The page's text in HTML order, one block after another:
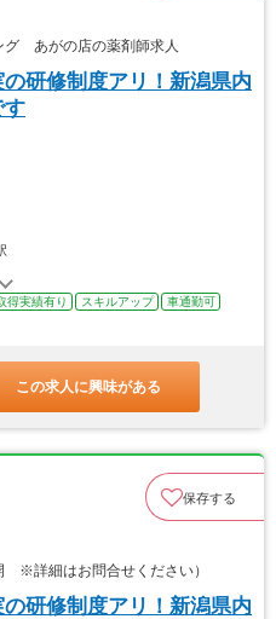
グ あがの店の薬剤師求人
研修制度アリ！新潟県内
す
得実績有り スキルアップ
車通勤可
この求人に興味がある
保存する
※詳細はお問合せください）
研修制度アリ！新潟県内